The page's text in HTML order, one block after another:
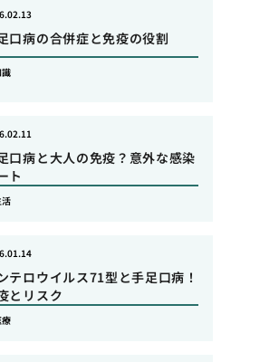
口病の合併症と免疫の役割
口病と大人の免疫？意外な感染
ト
テロウイルス71型と手足口病！
とリスク